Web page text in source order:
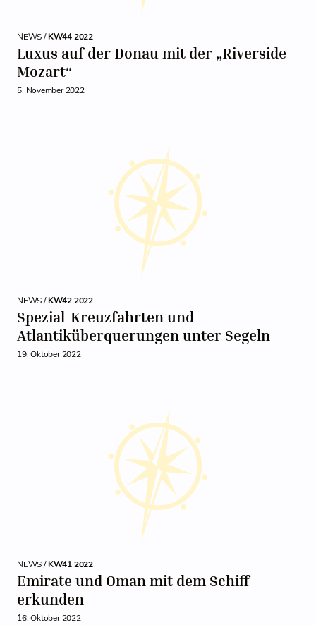
NEWS /KW44 2022
Luxus auf der Donau mit der „Riverside
Mozart“
5. November 2022
NEWS /KW42 2022
Spezial-Kreuzfahrten und
Atlantiküberquerungen unter Segeln
19. Oktober 2022
NEWS /KW41 2022
Emirate und Oman mit dem Schiff
erkunden
16. Oktober 2022